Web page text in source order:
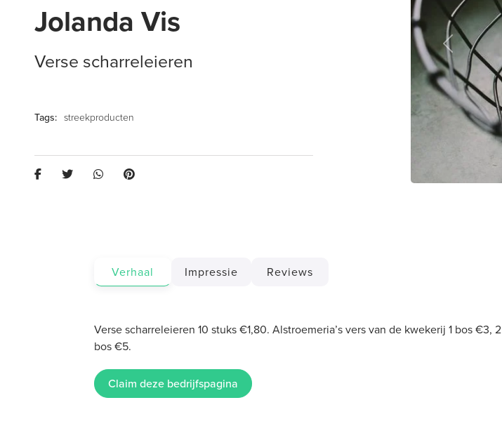
Jolanda Vis
Verse scharreleieren
streekproducten
Previous
Verhaal Impressie Reviews
Verse scharreleieren 10 stuks €1,80. Alstroemeria’s vers van de kwekerij 1 bos €3, 2
bos €5.
Claim deze bedrijfspagina